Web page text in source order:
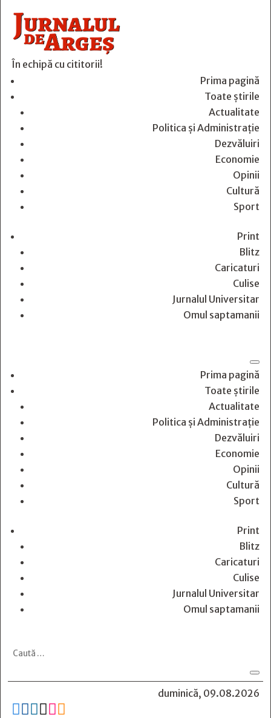
În echipă cu cititorii!
Prima pagină
Toate știrile
Actualitate
Politica și Administrație
Dezvăluiri
Economie
Opinii
Cultură
Sport
Print
Blitz
Caricaturi
Culise
Jurnalul Universitar
Omul saptamanii
Prima pagină
Toate știrile
Actualitate
Politica și Administrație
Dezvăluiri
Economie
Opinii
Cultură
Sport
Print
Blitz
Caricaturi
Culise
Jurnalul Universitar
Omul saptamanii
duminică, 09.08.2026
     